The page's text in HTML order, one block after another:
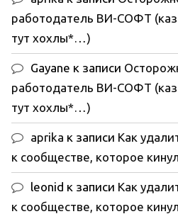
работодатель ВИ-СОФТ
тут хохлы*…)
Gayane к записи
работодатель ВИ-СОФТ
тут хохлы*…)
aprika к записи Как
к сообществе, которое
leonid к записи Как
к сообществе, которое